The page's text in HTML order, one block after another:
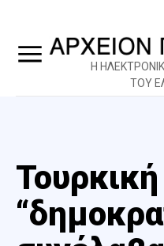
Η
ΤΟΥ
Τουρκική